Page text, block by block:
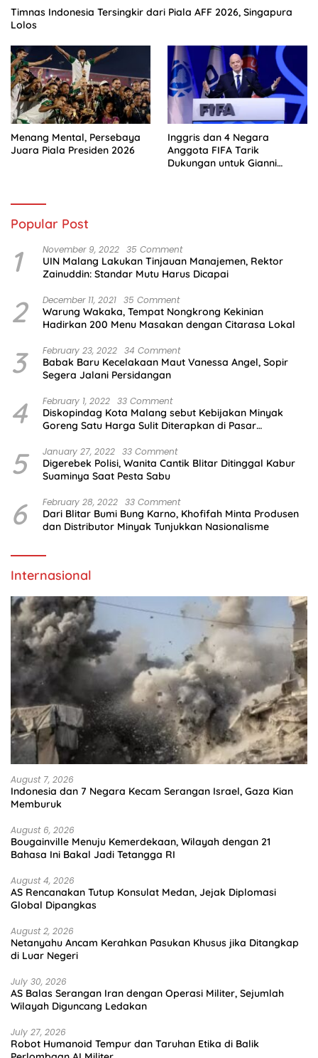
Timnas Indonesia Tersingkir dari Piala AFF 2026, Singapura
Lolos
Menang Mental, Persebaya
Juara Piala Presiden 2026
Inggris dan 4 Negara
Anggota FIFA Tarik
Dukungan untuk Gianni
Popular Post
1 November 9, 2022 35 Comment
UIN Malang Lakukan Tinjauan Manajemen, Rektor
Zainuddin: Standar Mutu Harus Dicapai
2 December 11, 2021 35 Comment
Warung Wakaka, Tempat Nongkrong Kekinian
Hadirkan 200 Menu Masakan dengan Citarasa Lokal
3 February 23, 2022 34 Comment
Babak Baru Kecelakaan Maut Vanessa Angel, Sopir
Segera Jalani Persidangan
4 February 1, 2022 33 Comment
Diskopindag Kota Malang sebut Kebijakan Minyak
Goreng Satu Harga Sulit Diterapkan di Pasar
5 January 27, 2022 33 Comment
Digerebek Polisi, Wanita Cantik Blitar Ditinggal Kabur
Suaminya Saat Pesta Sabu
6 February 28, 2022 33 Comment
Dari Blitar Bumi Bung Karno, Khofifah Minta Produsen
dan Distributor Minyak Tunjukkan Nasionalisme
Internasional
August 7, 2026
Indonesia dan 7 Negara Kecam Serangan Israel, Gaza Kian
Memburuk
August 6, 2026
Bougainville Menuju Kemerdekaan, Wilayah dengan 21
Bahasa Ini Bakal Jadi Tetangga RI
August 4, 2026
AS Rencanakan Tutup Konsulat Medan, Jejak Diplomasi
Global Dipangkas
August 2, 2026
Netanyahu Ancam Kerahkan Pasukan Khusus jika Ditangkap
di Luar Negeri
July 30, 2026
AS Balas Serangan Iran dengan Operasi Militer, Sejumlah
Wilayah Diguncang Ledakan
July 27, 2026
Robot Humanoid Tempur dan Taruhan Etika di Balik